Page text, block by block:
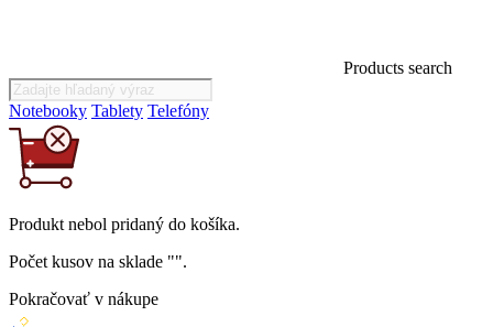
Products search
Notebooky Tablety Telefóny
Produkt nebol pridaný do košíka.
Počet kusov na sklade "".
Pokračovať v nákupe